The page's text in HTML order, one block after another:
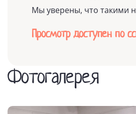
Мы уверены, что такими
Просмотр доступен по
Фотогалерея